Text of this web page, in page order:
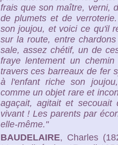
frais que son maître, verni,
de plumets et de
son joujou, et voici ce qu'il
sur la route, entre
sale, assez chétif, un de
fraye lentement un
travers ces barreaux de fer
à l'enfant riche son
comme un objet rare et
agaçait, agitait et
vivant ! Les parents par
elle-même."
BAUDELAIRE, Charles